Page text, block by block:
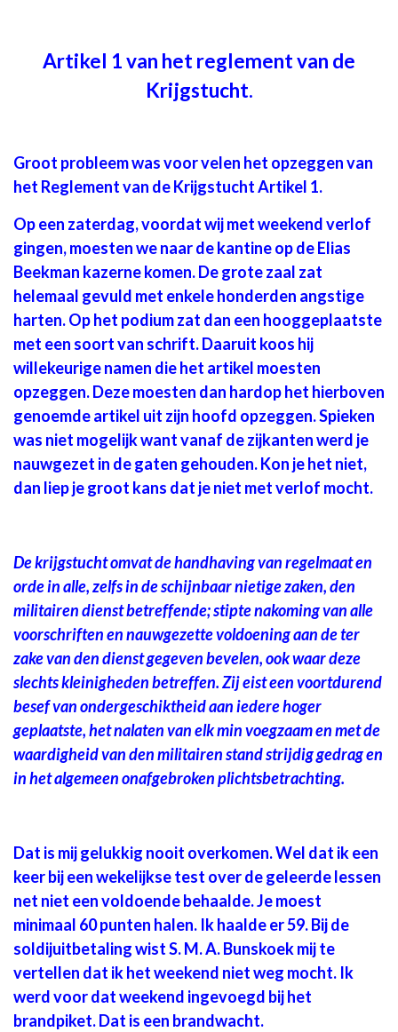
Artikel 1 van het reglement van de
Krijgstucht.
Groot probleem was voor velen het opzeggen van
het Reglement van de Krijgstucht Artikel 1.
Op een zaterdag, voordat wij met weekend verlof
gingen, moesten we naar de kantine op de Elias
Beekman kazerne komen. De grote zaal zat
helemaal gevuld met enkele honderden angstige
harten. Op het podium zat dan een hooggeplaatste
met een soort van schrift. Daaruit koos hij
willekeurige namen die het artikel moesten
opzeggen. Deze moesten dan hardop het hierboven
genoemde artikel uit zijn hoofd opzeggen. Spieken
was niet mogelijk want vanaf de zijkanten werd je
nauwgezet in de gaten gehouden. Kon je het niet,
dan liep je groot kans dat je niet met verlof mocht.
De krijgstucht omvat de handhaving van regelmaat en
orde in alle, zelfs in de schijnbaar nietige zaken, den
militairen dienst betreffende; stipte nakoming van alle
voorschriften en nauwgezette voldoening aan de ter
zake van den dienst gegeven bevelen, ook waar deze
slechts kleinigheden betreffen. Zij eist een voortdurend
besef van ondergeschiktheid aan iedere hoger
geplaatste, het nalaten van elk min voegzaam en met de
waardigheid van den militairen stand strijdig gedrag en
in het algemeen onafgebroken plichtsbetrachting.
Dat is mij gelukkig nooit overkomen. Wel dat ik een
keer bij een wekelijkse test over de geleerde lessen
net niet een voldoende behaalde. Je moest
minimaal 60 punten halen. Ik haalde er 59. Bij de
soldijuitbetaling wist S. M. A. Bunskoek mij te
vertellen dat ik het weekend niet weg mocht. Ik
werd voor dat weekend ingevoegd bij het
brandpiket. Dat is een brandwacht.